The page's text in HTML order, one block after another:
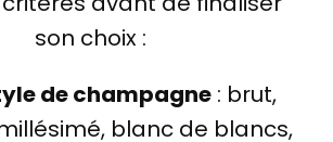
son choix :
de champagne : brut,
blanc de blancs,